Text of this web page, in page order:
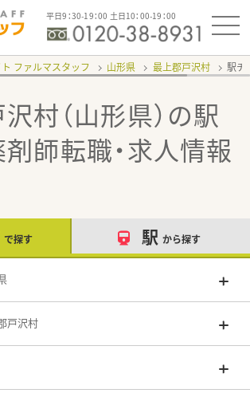
平日9：30-19：00 土日10：00-19：00
ファルマスタッフ 山形県 最上郡戸沢村 駅
村（山形県）の駅
師転職・求人情報
で探す 駅 から探す
戸沢村